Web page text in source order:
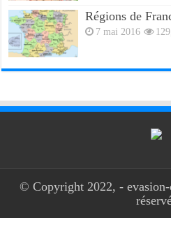
Régions de
7 mai 2016
© Copyright 2022, -